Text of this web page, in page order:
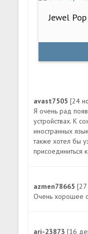
Jewel
avast7505[24
Я очень рад
устройствах. К
иностранных
также хотел бы
присоединиться
azmen78665
Очень хорошее
ari-23873[16